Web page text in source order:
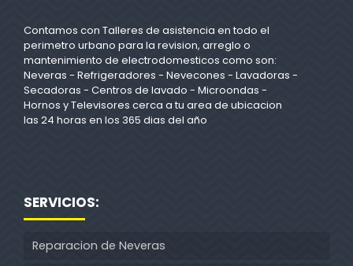
Contamos con Talleres de asistencia en todo el
perimetro urbano para la revision, arreglo o
mantenimiento de electrodomesticos como son:
Neveras - Refrigeradores - Nevecones - Lavadoras -
Secadoras - Centros de lavado - Microondas -
Hornos y Televisores cerca a tu area de ubicacion
las 24 horas en los 365 dias del año
SERVICIOS:
Reparacion de Neveras